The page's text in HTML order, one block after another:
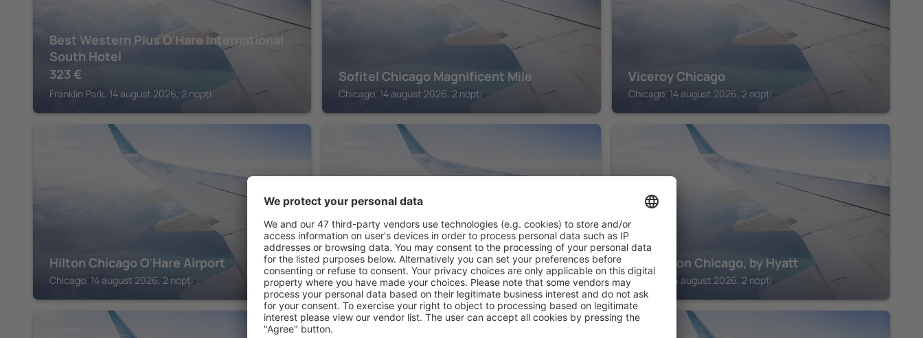
Best Western Plus O'Hare International
South Hotel
323 €
Franklin Park, 14 august 2026, 2 nopți
Sofitel Chicago Magnificent Mile
Chicago, 14 august 2026, 2 nopți
Viceroy Chicago
Chicago, 14 august 2026, 2 nopți
Hilton Chicago O'Hare Airport
Chicago, 14 august 2026, 2 nopți
The Talbott, Autograph Collection
Chicago, 14 august 2026, 2 nopți
Thompson Chicago, by Hyatt
Chicago, 14 august 2026, 2 nopți